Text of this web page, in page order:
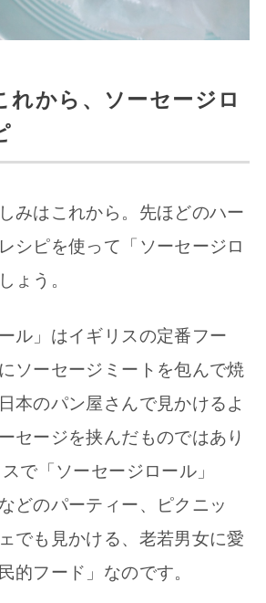
れから、ソーセージロ
みはこれから。先ほどのハー
シピを使って「ソーセージロ
ょう。
ル」はイギリスの定番フー
ソーセージミートを包んで焼
本のパン屋さんで見かけるよ
セージを挟んだものではあり
で「ソーセージロール」
どのパーティー、ピクニッ
でも見かける、老若男女に愛
的フード」なのです。